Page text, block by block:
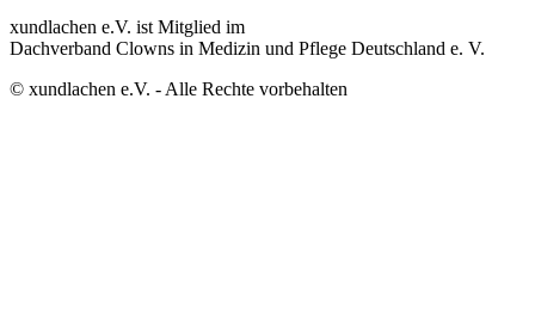
xundlachen e.V. ist Mitglied im
Dachverband Clowns in Medizin und Pflege Deutschland e. V.
© xundlachen e.V. - Alle Rechte vorbehalten